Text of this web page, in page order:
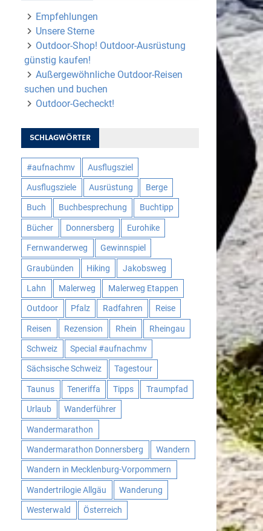
Empfehlungen
Unsere Sterne
Outdoor-Shop! Outdoor-Ausrüstung
günstig kaufen!
Außergewöhnliche Outdoor-Reisen
suchen und buchen
Outdoor-Gecheckt!
SCHLAGWÖRTER
#aufnachmv Ausflugsziel
Ausflugsziele Ausrüstung Berge
Buch Buchbesprechung Buchtipp
Bücher Donnersberg Eurohike
Fernwanderweg Gewinnspiel
Graubünden Hiking Jakobsweg
Lahn Malerweg Malerweg Etappen
Outdoor Pfalz Radfahren Reise
Reisen Rezension Rhein Rheingau
Schweiz Special #aufnachmv
Sächsische Schweiz Tagestour
Taunus Teneriffa Tipps Traumpfad
Urlaub Wanderführer
Wandermarathon
Wandermarathon Donnersberg Wandern
Wandern in Mecklenburg-Vorpommern
Wandertrilogie Allgäu Wanderung
Westerwald Österreich